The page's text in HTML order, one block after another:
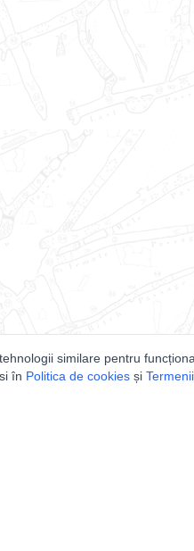
similare pentru
în Politica de cookies și